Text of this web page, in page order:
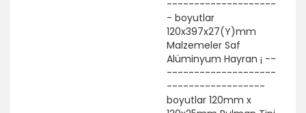
--------------------
- boyutlar
120x397x27(Y)mm
Malzemeler Saf
Alüminyum Hayran ¡ --
--------------------
------------------
boyutlar 120mm x